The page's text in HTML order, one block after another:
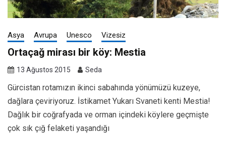
Asya Avrupa Unesco Vizesiz
Ortaçağ mirası bir köy: Mestia
13 Ağustos 2015 Seda
Gürcistan rotamızın ikinci sabahında yönümüzü kuzeye,
dağlara çeviriyoruz. İstikamet Yukarı Svaneti kenti Mestia!
Dağlık bir coğrafyada ve orman içindeki köylere geçmişte
çok sık çığ felaketi yaşandığı